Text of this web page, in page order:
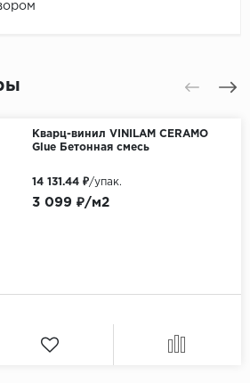
Кварц-винил VINILAM CERAMO
Glue Бетонная смесь
3 099 ₽/м2
14 131.44 ₽/упак.